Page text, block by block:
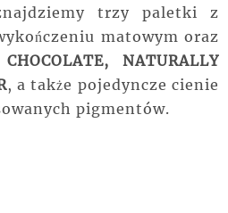
trzy paletki z
matowym oraz
NATURALLY
, a także pojedyncze cienie
pigmentów.